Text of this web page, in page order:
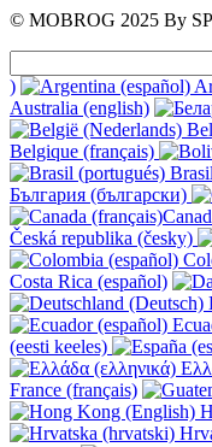
© MOBROG 2025 By
)
Australia (english)
Belgique (français)
България (български)
Česká republika (česky)
Costa Rica (español)
(eesti keeles)
France (français)